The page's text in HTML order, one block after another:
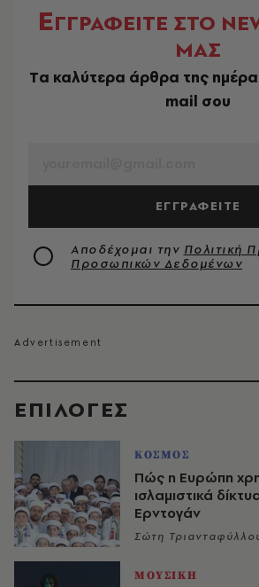
EΠΙΛΟΓΈΣ
ΚΟΣΜΟΣ
Πώς η Ευρώπη
ισλαμιστικά
Ερντογάν
Σώτη
ΜΟΥΣΙΚΗ
ΕΓΓΡΑΦΕΙΤΕ ΣΤΟ
ΜΑΣ
Tα καλύτερα άρθρα της
mail σου
ΕΓΓΡΑΦΕΙΤΕ
Αποδέχομαι την Πολιτική
Προσωπικών Δεδομένων